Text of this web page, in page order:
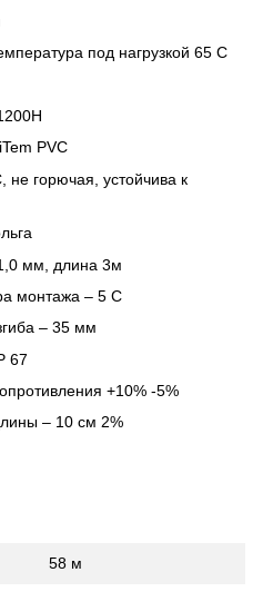
под нагрузкой 65 С
PVC
не горючая, устойчива к
мм, длина 3м
монтажа – 5 С
– 35 мм
67
+10% -5%
– 10 см 2%
58 м